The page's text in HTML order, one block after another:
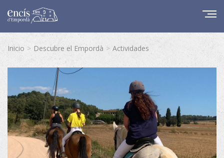
Inicio Descubre el Empordà Actividades